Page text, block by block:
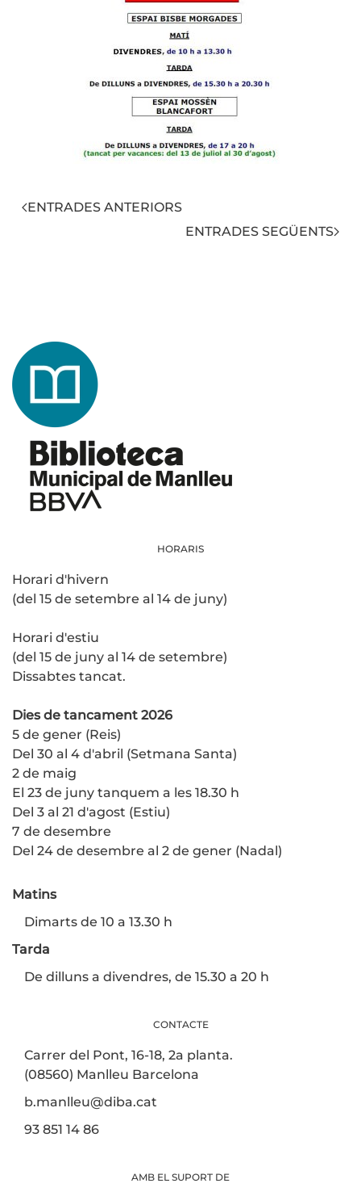
ENTRADES ANTERIORS
ENTRADES SEGÜENTS
HORARIS
Horari d'hivern
(del 15 de setembre al 14 de juny)
Horari d'estiu
(del 15 de juny al 14 de setembre)
Dissabtes tancat.
Dies de tancament 2026
5 de gener (Reis)
Del 30 al 4 d'abril (Setmana Santa)
2 de maig
El 23 de juny tanquem a les 18.30 h
Del 3 al 21 d'agost (Estiu)
7 de desembre
Del 24 de desembre al 2 de gener (Nadal)
Matins
Dimarts de 10 a 13.30 h
Tarda
De dilluns a divendres, de 15.30 a 20 h
CONTACTE
Carrer del Pont, 16-18, 2a planta.
(08560) Manlleu Barcelona
b.manlleu@diba.cat
93 851 14 86
AMB EL SUPORT DE